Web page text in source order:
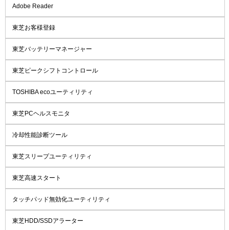
Adobe Reader
東芝お客様登録
東芝バッテリーマネージャー
東芝ピークシフトコントロール
TOSHIBA ecoユーティリティ
東芝PCヘルスモニタ
冷却性能診断ツール
東芝スリープユーティリティ
東芝高速スタート
タッチパッド無効化ユーティリティ
東芝HDD/SSDアラーター